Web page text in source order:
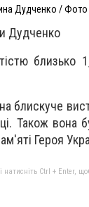
Дудченко /
Дудченко
блискуче
Також
Героя
Ctrl + Enter,